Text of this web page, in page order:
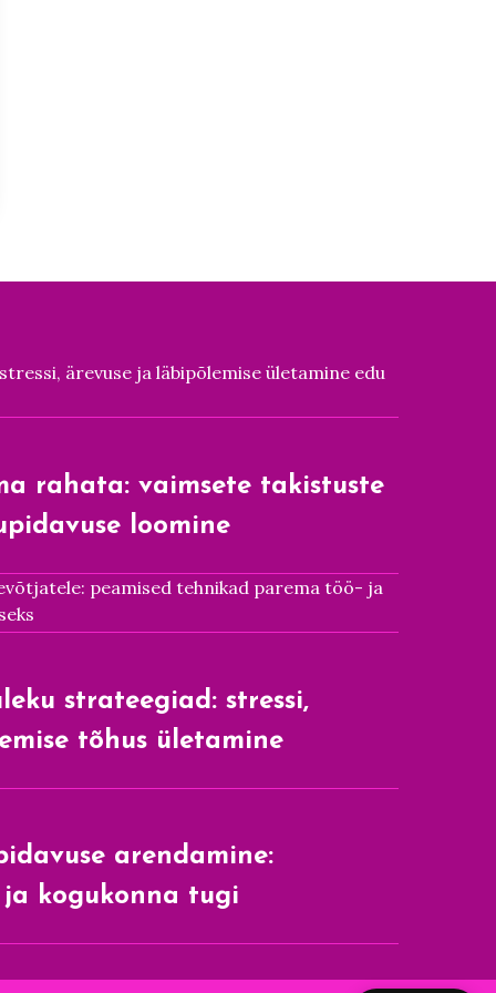
ärevuse ja läbipõlemise ületamine edu
rahata: vaimsete takistuste
loomine
peamised tehnikad parema töö- ja
strateegiad: stressi,
tõhus ületamine
arendamine:
kogukonna tugi